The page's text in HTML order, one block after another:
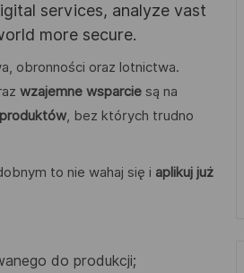
services, analyze vast
more secure.
obronności oraz lotnictwa.
wzajemne wsparcie są na
produktów, bez których trudno
to nie wahaj się i aplikuj już
do produkcji;